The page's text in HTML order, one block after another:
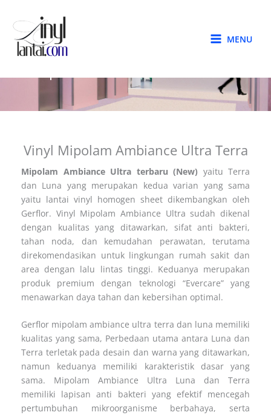
content
MENU
Vinyl Mipolam Ambiance Ultra Terra
Mipolam Ambiance Ultra terbaru (New) yaitu Terra
dan Luna yang merupakan kedua varian yang sama
yaitu lantai vinyl homogen sheet dikembangkan oleh
Gerflor. Vinyl Mipolam Ambiance Ultra sudah dikenal
dengan kualitas yang ditawarkan, sifat anti bakteri,
tahan noda, dan kemudahan perawatan, terutama
direkomendasikan untuk lingkungan rumah sakit dan
area dengan lalu lintas tinggi. Keduanya merupakan
produk premium dengan teknologi “Evercare” yang
menawarkan daya tahan dan kebersihan optimal.
Gerflor mipolam ambiance ultra terra dan luna memiliki
kualitas yang sama, Perbedaan utama antara Luna dan
Terra terletak pada desain dan warna yang ditawarkan,
namun keduanya memiliki karakteristik dasar yang
sama. Mipolam Ambiance Ultra Luna dan Terra
memiliki lapisan anti bakteri yang efektif mencegah
pertumbuhan mikroorganisme berbahaya, serta